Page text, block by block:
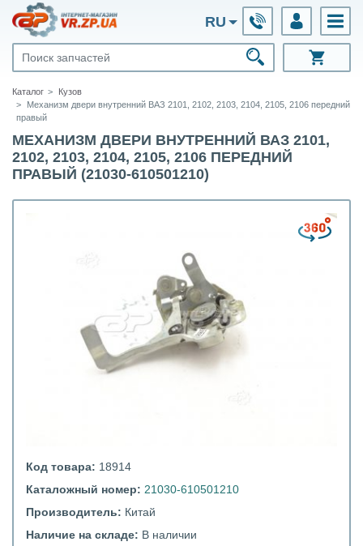
RU
Каталог
Кузов
Механизм двери внутренний ВАЗ 2101, 2102, 2103, 2104, 2105, 2106 передний
правый
МЕХАНИЗМ ДВЕРИ ВНУТРЕННИЙ ВАЗ 2101,
2102, 2103, 2104, 2105, 2106 ПЕРЕДНИЙ
ПРАВЫЙ (21030-610501210)
Код товара: 18914
Каталожный номер: 21030-610501210
Производитель: Китай
Наличие на складе: В наличии